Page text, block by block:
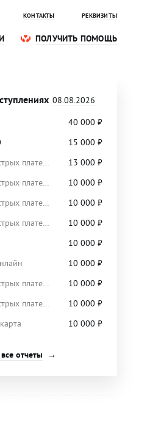
КОНТАКТЫ РЕКВИЗИТЫ
ПОЛУЧИТЬ ПОМОЩЬ
08.08.2026
40 000 ₽
15 000 ₽
Система быстрых платежей
13 000 ₽
Система быстрых платежей
10 000 ₽
Система быстрых платежей
10 000 ₽
Система быстрых платежей
10 000 ₽
10 000 ₽
10 000 ₽
Система быстрых платежей
10 000 ₽
Система быстрых платежей
10 000 ₽
10 000 ₽
отчеты